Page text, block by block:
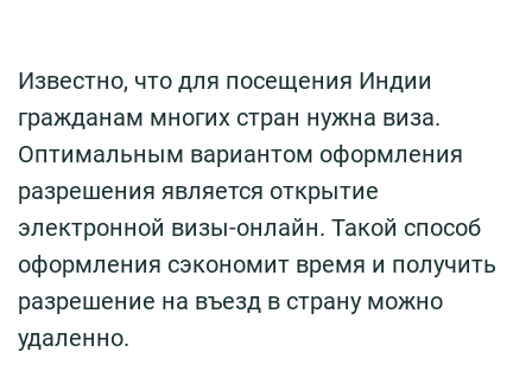
Известно, что для посещения Индии
гражданам многих стран нужна виза.
Оптимальным вариантом оформления
разрешения является открытие
электронной визы-онлайн. Такой способ
оформления сэкономит время и получить
разрешение на въезд в страну можно
удаленно.